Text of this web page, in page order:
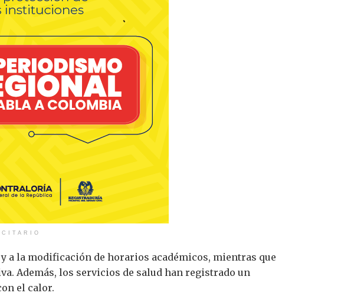
a la modificación de horarios académicos, mientras que
Además, los servicios de salud han registrado un
el calor.